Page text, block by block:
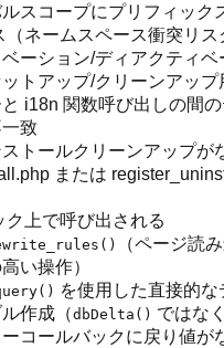
スコープにプリフィック
（ネームスペース衝突リス
ーション/ディアクティベ
トアップ/クリーンアップ
i18n 関数呼び出しの間
一致
トールクリーンアップが
または
ク上で呼び出される
（ページ読
い操作）
を使用した直接的な
作成（dbDelta() ではなく
コールバックに戻り値が